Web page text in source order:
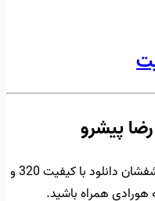
پیشرو
جدید رضا پیشرو به نام آتشفشان دانلود با کیفیت 320 و